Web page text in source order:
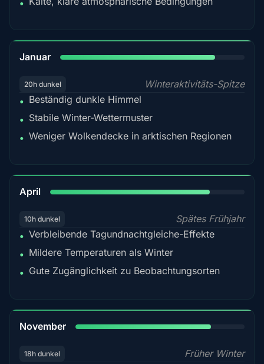
•
Januar
20h dunkel
Winteraktivitäts-Spitze
• Beständig dunkle Himmel
• Stabile Winter-Wettermuster
• Weniger Wolkendecke in arktischen Regionen
April
10h dunkel
Spätes Frühjahr
• Verbleibende Tagundnachtgleiche-Effekte
• Mildere Temperaturen als Winter
• Gute Zugänglichkeit zu Beobachtungsorten
November
18h dunkel
Früher Winter